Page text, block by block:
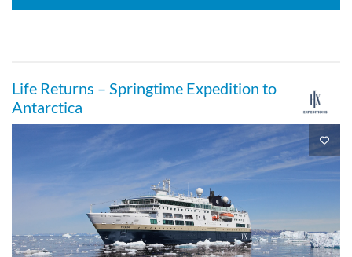
Life Returns – Springtime Expedition to
Antarctica